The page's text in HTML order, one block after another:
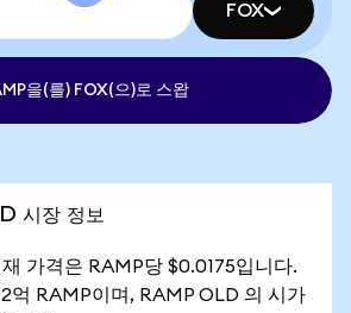
FOX
을(를) FOX(으)로 스왑
시장 정보
가격은 RAMP당 $0.0175입니다.
억 RAMP이며, RAMP OLD 의 시가